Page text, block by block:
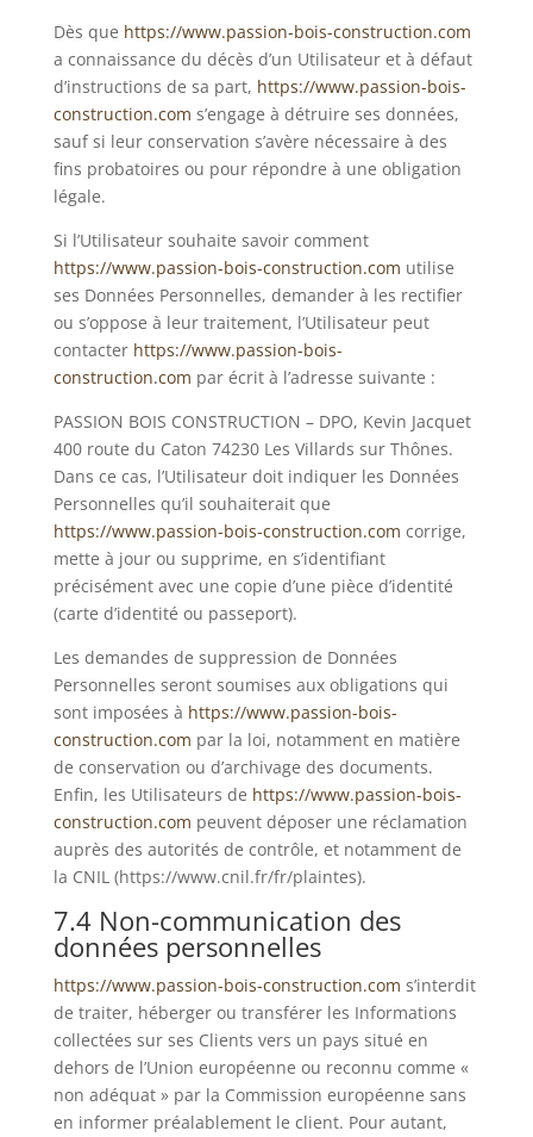
Dès que https://www.passion-bois-construction.com
a connaissance du décès d’un Utilisateur et à défaut
d’instructions de sa part, https://www.passion-bois-
construction.com s’engage à détruire ses données,
sauf si leur conservation s’avère nécessaire à des
fins probatoires ou pour répondre à une obligation
légale.
Si l’Utilisateur souhaite savoir comment
https://www.passion-bois-construction.com utilise
ses Données Personnelles, demander à les rectifier
ou s’oppose à leur traitement, l’Utilisateur peut
contacter https://www.passion-bois-
construction.com par écrit à l’adresse suivante :
PASSION BOIS CONSTRUCTION – DPO, Kevin Jacquet
400 route du Caton 74230 Les Villards sur Thônes.
Dans ce cas, l’Utilisateur doit indiquer les Données
Personnelles qu’il souhaiterait que
https://www.passion-bois-construction.com corrige,
mette à jour ou supprime, en s’identifiant
précisément avec une copie d’une pièce d’identité
(carte d’identité ou passeport).
Les demandes de suppression de Données
Personnelles seront soumises aux obligations qui
sont imposées à https://www.passion-bois-
construction.com par la loi, notamment en matière
de conservation ou d’archivage des documents.
Enfin, les Utilisateurs de https://www.passion-bois-
construction.com peuvent déposer une réclamation
auprès des autorités de contrôle, et notamment de
la CNIL (https://www.cnil.fr/fr/plaintes).
7.4 Non-communication des
données personnelles
https://www.passion-bois-construction.com s’interdit
de traiter, héberger ou transférer les Informations
collectées sur ses Clients vers un pays situé en
dehors de l’Union européenne ou reconnu comme «
non adéquat » par la Commission européenne sans
en informer préalablement le client. Pour autant,